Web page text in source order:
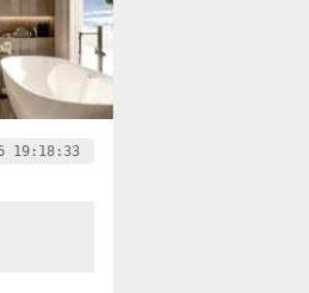
19:18:34